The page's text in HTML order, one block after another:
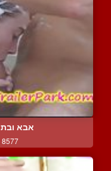
אבא
8577 צפיות